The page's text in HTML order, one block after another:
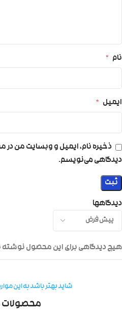
دیدگاهها
هیچ دیدگاهی برای این محصول
نام *
ایمیل *
ذخیره نام، ایمیل و وبسایت من در
دیدگاهی می‌نویسم.
شاید بهتر باشد به این
محصولات